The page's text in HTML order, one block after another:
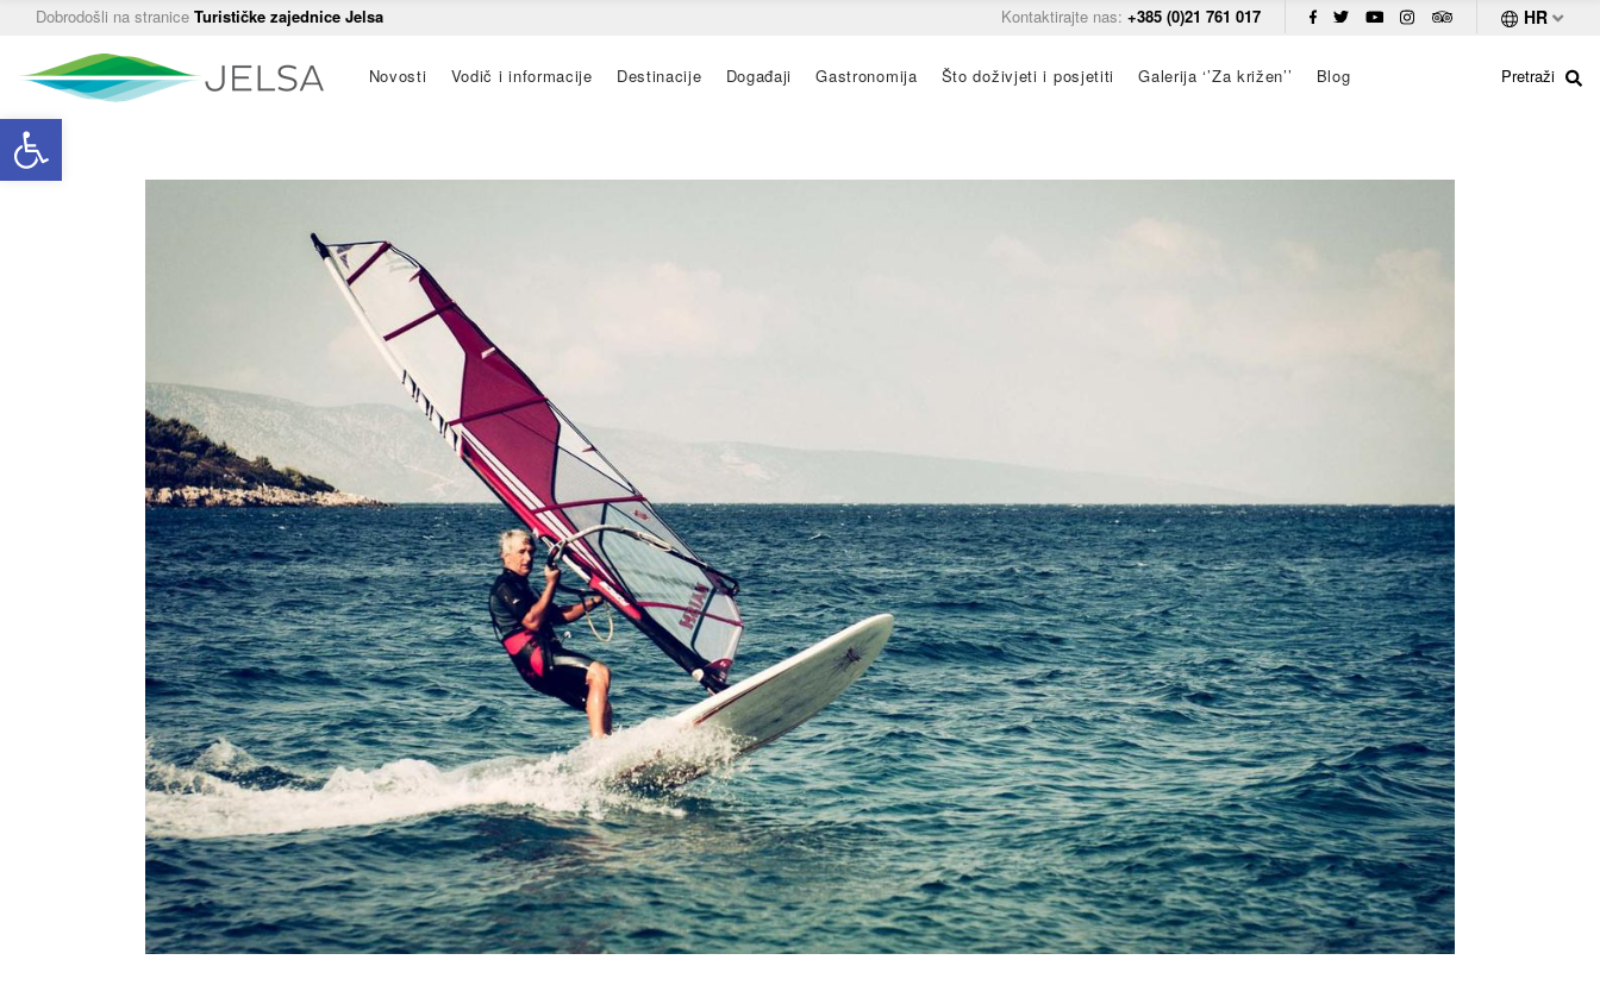
Open toolbar
Dobrodošli na stranice Turističke zajednice Jelsa HR
Kontaktirajte nas: +385 (0)21 761 017
Pretraži
Main
Novosti Vodič i informacije Destinacije Događaji Gastronomija Što doživjeti i posjetiti Galerija ‘’Za križen’’ Blog